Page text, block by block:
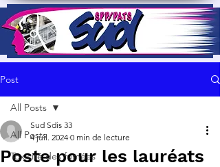
Post
All Posts
Toxicité des fumées
All Posts
Poste pour les lauréats
Sud Sdis 33
4 juil. 2024 0 min de lecture